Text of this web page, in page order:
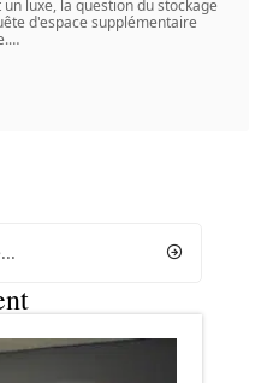
luxe, la question du stockage
d'espace supplémentaire
…